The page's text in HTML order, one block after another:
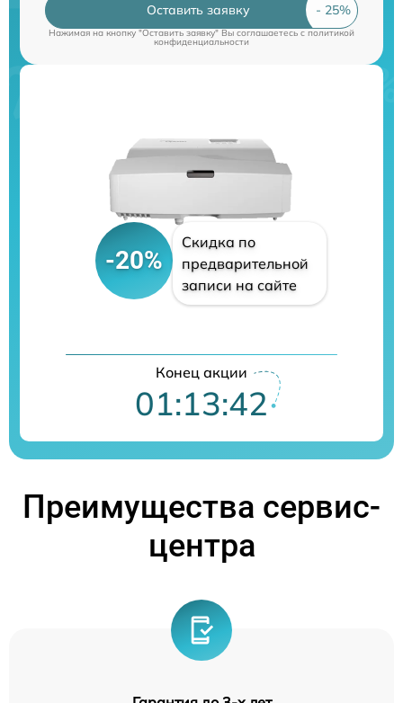
Оставить заявку
Нажимая на кнопку "Оставить заявку" Вы соглашаетесь cполитикой
конфиденциальности
-20%
Скидка по
предварительной
записи на сайте
Конец акции
01:13:41
Преимущества сервис-
центра